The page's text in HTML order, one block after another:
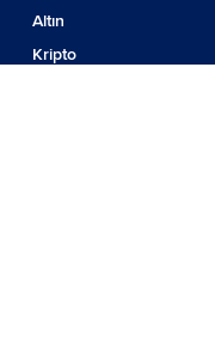
Altın
Kripto